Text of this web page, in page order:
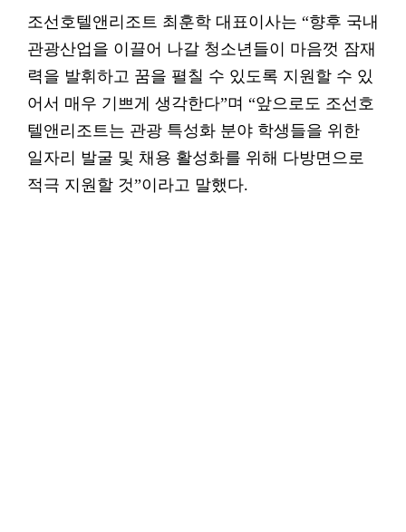
조선호텔앤리조트 최훈학 대표이사는 “향후 국내
관광산업을 이끌어 나갈 청소년들이 마음껏 잠재
력을 발휘하고 꿈을 펼칠 수 있도록 지원할 수 있
어서 매우 기쁘게 생각한다”며 “앞으로도 조선호
텔앤리조트는 관광 특성화 분야 학생들을 위한
일자리 발굴 및 채용 활성화를 위해 다방면으로
적극 지원할 것”이라고 말했다.